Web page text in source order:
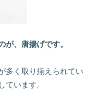
が、唐揚げです。
多く取り揃えられてい
ています。